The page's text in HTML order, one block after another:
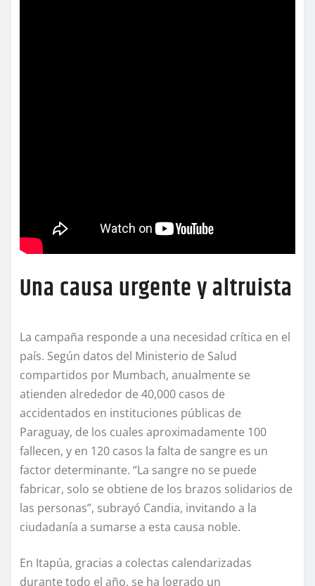
Una causa urgente y altruista
La campaña responde a una necesidad crítica en el
país. Según datos del Ministerio de Salud
compartidos por Mumbach, anualmente se
atienden alrededor de 40,000 casos de
accidentados en instituciones públicas de
Paraguay, de los cuales aproximadamente 100
fallecen, y en 120 casos la falta de sangre es un
factor determinante. “La sangre no se puede
fabricar, solo se obtiene de los brazos solidarios de
las personas”, subrayó Candia, invitando a la
ciudadanía a sumarse a esta causa noble.
En Itapúa, gracias a colectas calendarizadas
durante todo el año, se ha logrado un